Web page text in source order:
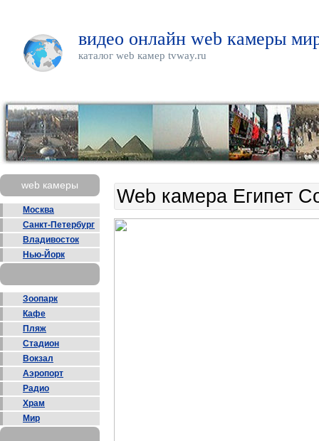
видео онлайн web камеры
каталог web камер tvway.ru
web камеры
Москва
Санкт-Петербург
Владивосток
Нью-Йорк
Зоопарк
Кафе
Пляж
Стадион
Вокзал
Аэропорт
Радио
Храм
Мир
Web камера Египет